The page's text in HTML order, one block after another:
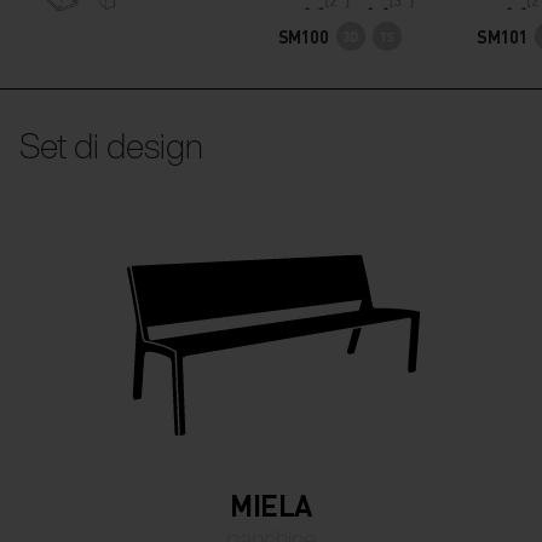
SM100 SM101
Set di design
MIELA